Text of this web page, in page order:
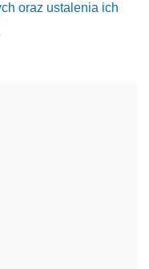
oraz ustalenia ich